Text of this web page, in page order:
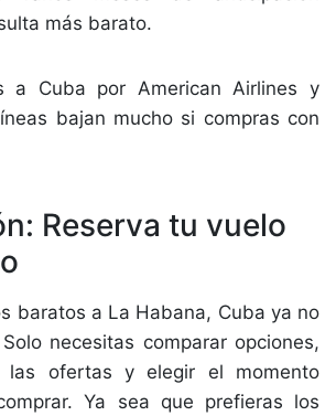
más barato.
a Cuba por American Airlines y
bajan mucho si compras con
Reserva tu vuelo
baratos a La Habana, Cuba ya no
necesitas comparar opciones,
ofertas y elegir el momento
Ya sea que prefieras los